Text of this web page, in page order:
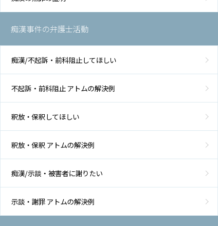
痴漢事件の弁護士活動
痴漢/不起訴・前科阻止してほしい
不起訴・前科阻止 アトムの解決例
釈放・保釈してほしい
釈放・保釈 アトムの解決例
痴漢/示談・被害者に謝りたい
示談・謝罪 アトムの解決例